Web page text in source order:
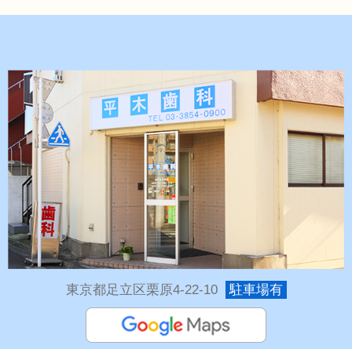
東京都足立区栗原4-22-10 駐車場有